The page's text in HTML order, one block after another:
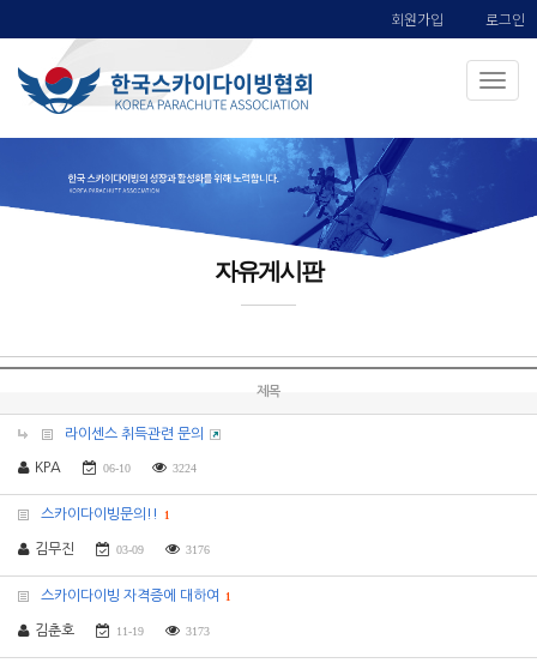
회원가입 로그인
자유게시판
제목
라이센스 취득관련 문의
KPA 06-10 3224
스카이다이빙문의!! 1
김무진 03-09 3176
스카이다이빙 자격증에 대하여 1
김춘호 11-19 3173